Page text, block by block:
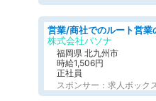
株式会社パソナ
福岡県 北九州市
時給1,506円
正社員
スポンサー：求人ボック